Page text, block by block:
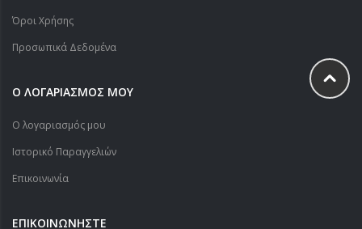
Όροι Χρήσης
Προσωπικά Δεδομένα
Ο ΛΟΓΑΡΙΑΣΜΟΣ ΜΟΥ
Ο λογαριασμός μου
Ιστορικό Παραγγελιών
Επικοινωνία
ΕΠΙΚΟΙΝΩΝΗΣΤΕ